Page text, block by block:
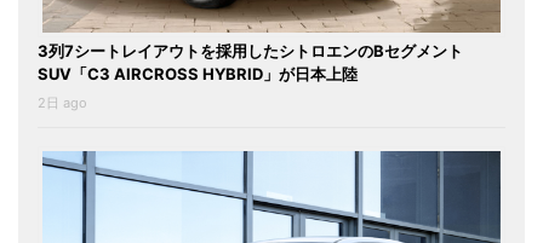
3列7シートレイアウトを採用したシトロエンのBセグメント
SUV「C3 AIRCROSS HYBRID」が日本上陸
2日 ago